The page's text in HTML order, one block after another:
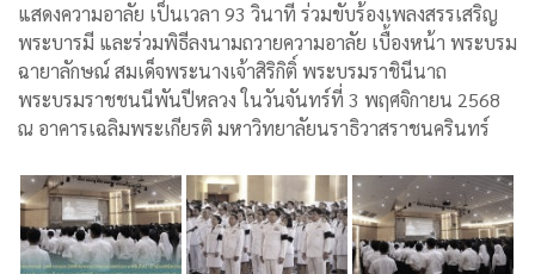
แสดงความอาลัย เป็นเวลา 93 วินาที ร่วมขับร้องเพลงสรรเสริญ
พระบารมี และร่วมพิธีลงนามถวายความอาลัย เบื้องหน้า พระบรม
ฉายาลักษณ์ สมเด็จพระนางเจ้าสิริกิติ์ พระบรมราชินีนาถ
พระบรมราชชนนีพันปีหลวง ในวันจันทร์ที่ 3 พฤศจิกายน 2568
ณ อาคารเฉลิมพระเกียรติ มหาวิทยาลัยนราธิวาสราชนครินทร์